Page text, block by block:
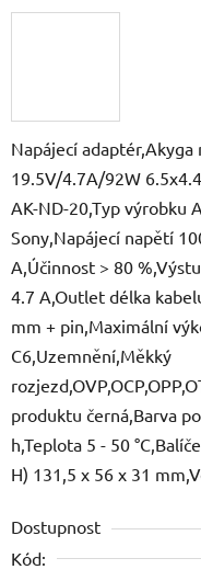
Napájecí
19.5V/4.7A/92W
AK-ND-20,Typ výrobku
Sony,Napájecí napětí
A,Účinnost > 80
4.7 A,Outlet délka
mm + pin,Maximální
C6,Uzemnění,Měkký
produktu černá,Barva
h,Teplota 5 - 50
H) 131,5 x 56 x 31
Dostupnost
Kód: